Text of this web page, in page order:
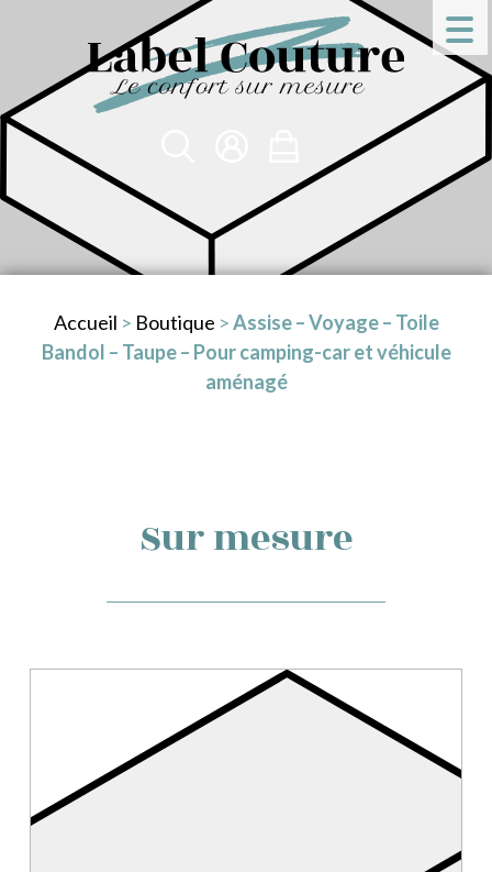
Accueil > Boutique >Assise – Voyage – Toile
Bandol – Taupe – Pour camping-car et véhicule
aménagé
Sur mesure